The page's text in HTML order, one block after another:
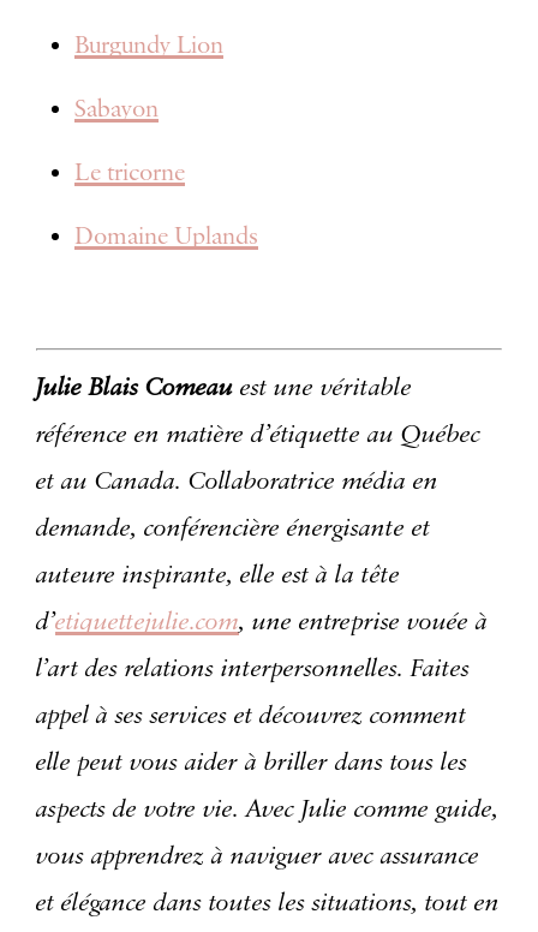
Burgundy Lion
Sabayon
Le tricorne
Domaine Uplands
Julie Blais Comeau est une véritable
référence en matière d’étiquette au Québec
et au Canada. Collaboratrice média en
demande, conférencière énergisante et
auteure inspirante, elle est à la tête
d’etiquettejulie.com, une entreprise vouée à
l’art des relations interpersonnelles. Faites
appel à ses services et découvrez comment
elle peut vous aider à briller dans tous les
aspects de votre vie. Avec Julie comme guide,
vous apprendrez à naviguer avec assurance
et élégance dans toutes les situations, tout en